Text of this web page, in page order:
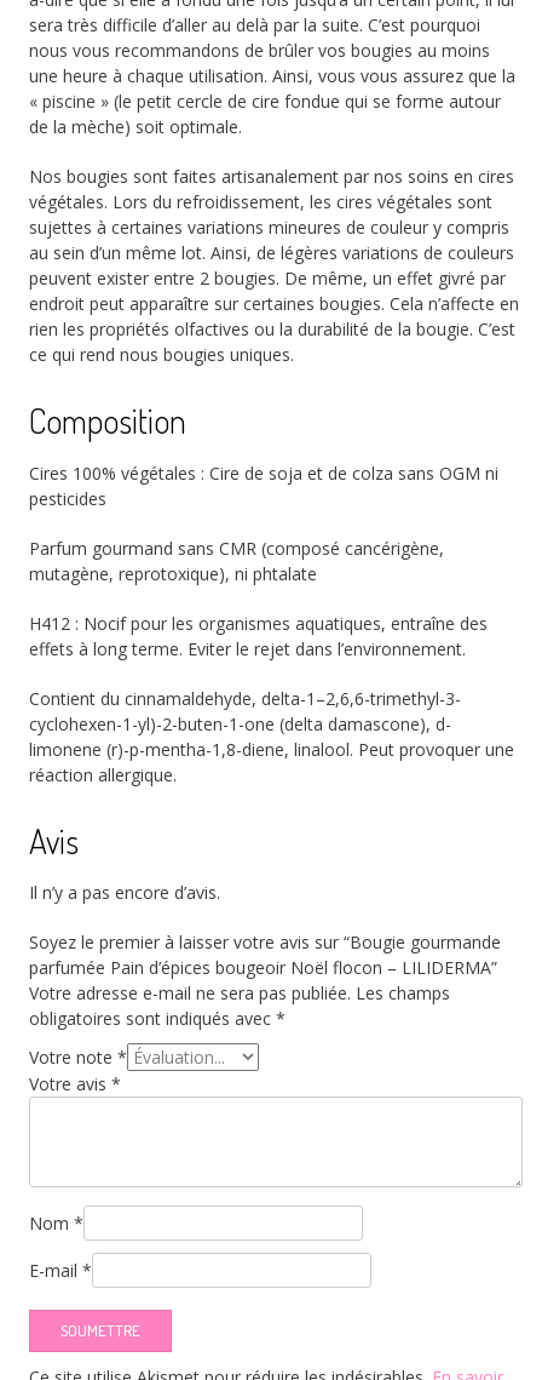
sera très difficile d’aller au delà par la suite. C’est pourquoi
nous vous recommandons de brûler vos bougies au moins
une heure à chaque utilisation. Ainsi, vous vous assurez que la
« piscine » (le petit cercle de cire fondue qui se forme autour
de la mèche) soit optimale.
Nos bougies sont faites artisanalement par nos soins en cires
végétales. Lors du refroidissement, les cires végétales sont
sujettes à certaines variations mineures de couleur y compris
au sein d’un même lot. Ainsi, de légères variations de couleurs
peuvent exister entre 2 bougies. De même, un effet givré par
endroit peut apparaître sur certaines bougies. Cela n’affecte en
rien les propriétés olfactives ou la durabilité de la bougie. C’est
ce qui rend nous bougies uniques.
Composition
Cires 100% végétales : Cire de soja et de colza sans OGM ni
pesticides
Parfum gourmand sans CMR (composé cancérigène,
mutagène, reprotoxique), ni phtalate
H412 : Nocif pour les organismes aquatiques, entraîne des
effets à long terme. Eviter le rejet dans l’environnement.
Contient du cinnamaldehyde, delta-1–2,6,6-trimethyl-3-
cyclohexen-1-yl)-2-buten-1-one (delta damascone), d-
limonene (r)-p-mentha-1,8-diene, linalool. Peut provoquer une
réaction allergique.
Avis
Il n’y a pas encore d’avis.
Soyez le premier à laisser votre avis sur “Bougie gourmande
parfumée Pain d’épices bougeoir Noël flocon – LILIDERMA”
Votre adresse e-mail ne sera pas publiée. Les champs
obligatoires sont indiqués avec*
Votre note*
Votre avis*
Nom*
E-mail*